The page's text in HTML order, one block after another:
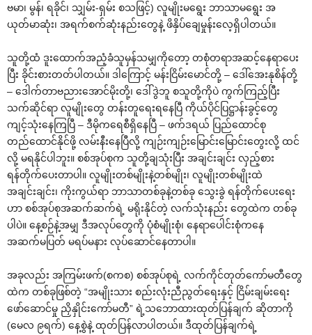
ဗမာ၊ မွန်၊ ရခိုင်၊ သျှမ်း-ရှမ်း စသဖြင့်) လူမျိုးမရွေး ဘာသာမရွေး အ
ယုတ်မာဆုံး၊ အရက်စက်ဆုံးနည်းတွေနဲ့ ဖိနှိပ်ချေမှုန်းလေ့ရှိပါတယ်။
သူတို့ထံ ဒူးထောက်အညံ့ခံသူမှန်သမျှကိုတော့ တစုံတရာအဆင့်နေရာပေး
ပြီး ခိုင်းစားတတ်ပါတယ်။ ဒါကြောင့် မန်းငြိမ်းမောင်တို့ – ဒေါ်အေးနုစိန်တို့
– ဒေါက်တာဗညားအောင်မိုးတို့၊ ဒေါ်ဒွဲဘူ စသူတို့ကိုပဲ ကွက်ကြည့်ပြီး
သက်ဆိုင်ရာ လူမျိုးတွေ တန်းတူရေးရနေပြီ ကိုယ်ပိုင်ပြဋ္ဌာန်းခွင့်တွေ
ကျင့်သုံးနေကြပြီ – ဒီမိုကရေစီရှိနေပြီ – ဖက်ဒရယ် ပြည်ထောင်စု
တည်ထောင်နိုင်ဖို့ လမ်းနီးနေပြီလို့ ကျဉ်းကျဉ်းမြောင်းမြောင်းတွေးလို့ ထင်
လို့ မရနိုင်ပါဘူး။ စစ်အုပ်စုက သူတို့ချသုံးပြီး အချင်းချင်း လှည့်စား
ရန်တိုက်ပေးတာပါ။ လူမျိုးတစ်မျိုးနဲ့တစ်မျိုး၊ လူမျိုးတစ်မျိုးထဲ
အချင်းချင်း၊ ကိုးကွယ်ရာ ဘာသာတစ်ခုနဲ့တစ်ခု သွေးခွဲ ရန်တိုက်ပေးရေး
ဟာ စစ်အုပ်စုအဆက်ဆက်ရဲ့ မရိုးနိုင်တဲ့ လက်သုံးနည်း တွေထဲက တစ်ခု
ပါပဲ။ နေ့စဉ်နဲ့အမျှ ဒီအလုပ်တွေကို ပုံစံမျိုးစုံ၊ နေရာပေါင်းစုံကနေ
အဆက်မပြတ် မရပ်မနား လုပ်ဆောင်နေတာပါ။
အခုလည်း အကြမ်းဖက်(စကစ) စစ်အုပ်စုရဲ့ လက်ကိုင်တုတ်ကော်မတီတွေ
ထဲက တစ်ခုဖြစ်တဲ့ “အမျိုးသား စည်းလုံးညီညွတ်ရေးနှင့် ငြိမ်းချမ်းရေး
ဖော်ဆောင်မှု ညှိနှိုင်းကော်မတီ” ရဲ့သဘောထားထုတ်ပြန်ချက် ဆိုတာကို
(မေလ ၉ရက်) နေ့စွဲနဲ့ ထုတ်ပြန်လာပါတယ်။ ဒီထုတ်ပြန်ချက်ရဲ့